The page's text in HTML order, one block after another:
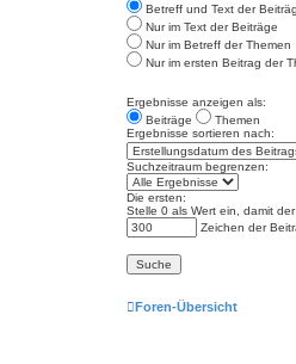
Betreff und Text der
Nur im Text der Beiträge
Nur im Betreff der Themen
Nur im ersten Beitrag der
Ergebnisse anzeigen als:
Beiträge
Themen
Ergebnisse sortieren nach:
Suchzeitraum begrenzen:
Die ersten:
Stelle 0 als Wert ein, damit
Zeichen der
Foren-Übersicht